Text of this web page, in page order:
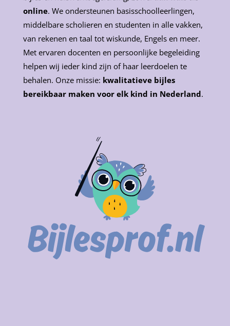
online. We ondersteunen basisschoolleerlingen,
middelbare scholieren en studenten in alle vakken,
van rekenen en taal tot wiskunde, Engels en meer.
Met ervaren docenten en persoonlijke begeleiding
helpen wij ieder kind zijn of haar leerdoelen te
behalen. Onze missie: kwalitatieve bijles
bereikbaar maken voor elk kind in Nederland.